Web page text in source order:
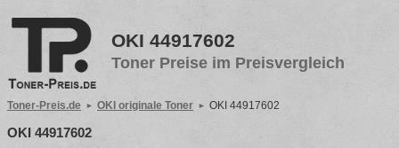
OKI 44917602
Toner Preise im Preisvergleich
Toner-Preis.de OKI originale Toner OKI 44917602
OKI 44917602